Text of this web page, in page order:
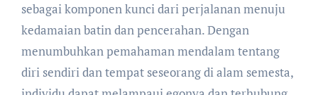
sebagai komponen kunci dari perjalanan menuju
kedamaian batin dan pencerahan. Dengan
menumbuhkan pemahaman mendalam tentang
diri sendiri dan tempat seseorang di alam semesta,